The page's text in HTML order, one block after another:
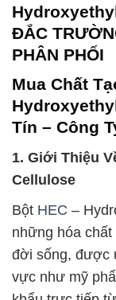
ĐẮC
PHÂN PHỐI
Mua Chất
Tín – Công
1. Giới Thiệu
Cellulose
Bột HEC –
những hóa
đời sống, được
vực như mỹ